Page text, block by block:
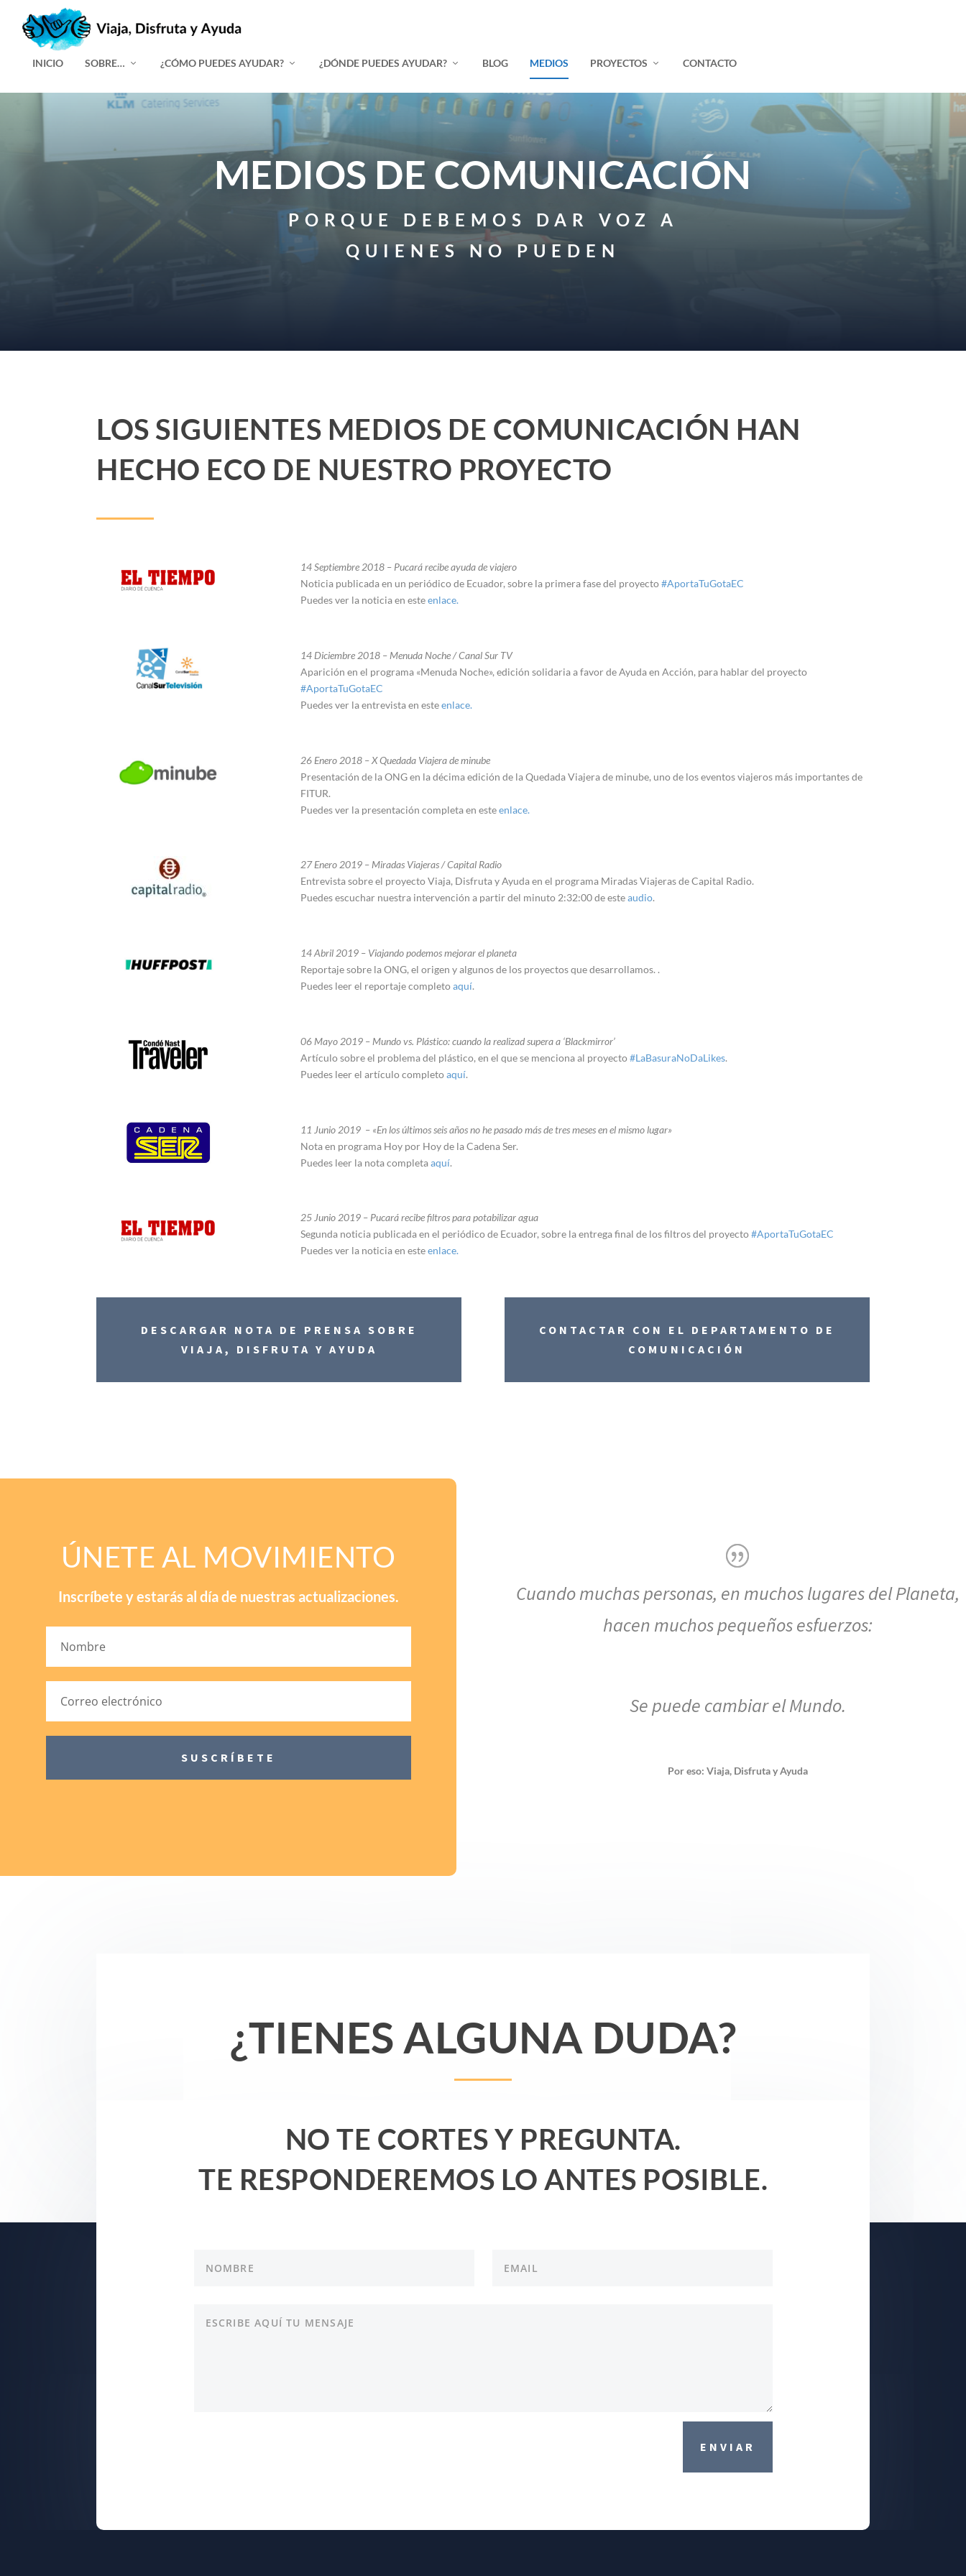
INICIO SOBRE… ¿CÓMO PUEDES AYUDAR? ¿DÓNDE PUEDES AYUDAR? BLOG MEDIOS PROYECTOS CONTACTO
MEDIOS DE COMUNICACIÓN
PORQUE DEBEMOS DAR VOZ A
QUIENES NO PUEDEN
LOS SIGUIENTES MEDIOS DE COMUNICACIÓN HAN
HECHO ECO DE NUESTRO PROYECTO
14 Septiembre 2018 – Pucará recibe ayuda de viajero
Noticia publicada en un periódico de Ecuador, sobre la primera fase del proyecto#AportaTuGotaEC
Puedes ver la noticia en esteenlace.
14 Diciembre 2018 – Menuda Noche / Canal Sur TV
Aparición en el programa «Menuda Noche», edición solidaria a favor de Ayuda en Acción, para hablar del proyecto
#AportaTuGotaEC
Puedes ver la entrevista en esteenlace.
26 Enero 2018 – X Quedada Viajera de minube
Presentación de la ONG en la décima edición de la Quedada Viajera de minube, uno de los eventos viajeros más importantes de
FITUR.
Puedes ver la presentación completa en esteenlace.
27 Enero 2019 – Miradas Viajeras / Capital Radio
Entrevista sobre el proyecto Viaja, Disfruta y Ayuda en el programa Miradas Viajeras de Capital Radio.
Puedes escuchar nuestra intervención a partir del minuto 2:32:00 de esteaudio.
14 Abril 2019 – Viajando podemos mejorar el planeta
Reportaje sobre la ONG, el origen y algunos de los proyectos que desarrollamos. .
Puedes leer el reportaje completoaquí.
06 Mayo 2019 – Mundo vs. Plástico: cuando la realizad supera a ‘Blackmirror’
Artículo sobre el problema del plástico, en el que se menciona al proyecto#LaBasuraNoDaLikes.
Puedes leer el artículo completoaquí.
11 Junio 2019 – «En los últimos seis años no he pasado más de tres meses en el mismo lugar»
Nota en programa Hoy por Hoy de la Cadena Ser.
Puedes leer la nota completaaquí.
25 Junio 2019 – Pucará recibe filtros para potabilizar agua
Segunda noticia publicada en el periódico de Ecuador, sobre la entrega final de los filtros del proyecto#AportaTuGotaEC
Puedes ver la noticia en esteenlace.
DESCARGAR NOTA DE PRENSA SOBRE
VIAJA, DISFRUTA Y AYUDA
CONTACTAR CON EL DEPARTAMENTO DE
COMUNICACIÓN
ÚNETE AL MOVIMIENTO
Inscríbete y estarás al día de nuestras actualizaciones.
SUSCRÍBETE
Cuando muchas personas, en muchos lugares del Planeta,
hacen muchos pequeños esfuerzos:
Se puede cambiar el Mundo.
Por eso: Viaja, Disfruta y Ayuda
¿TIENES ALGUNA DUDA?
NO TE CORTES Y PREGUNTA.
TE RESPONDEREMOS LO ANTES POSIBLE.
ENVIAR